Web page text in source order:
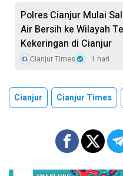
Polres Cianjur Mulai
Air Bersih ke Wilayah
Kekeringan di Cianjur
Cianjur Times 1 hari
Cianjur Cianjur Times